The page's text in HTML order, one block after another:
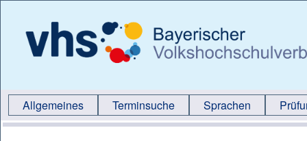
Allgemeines Terminsuche Sprachen